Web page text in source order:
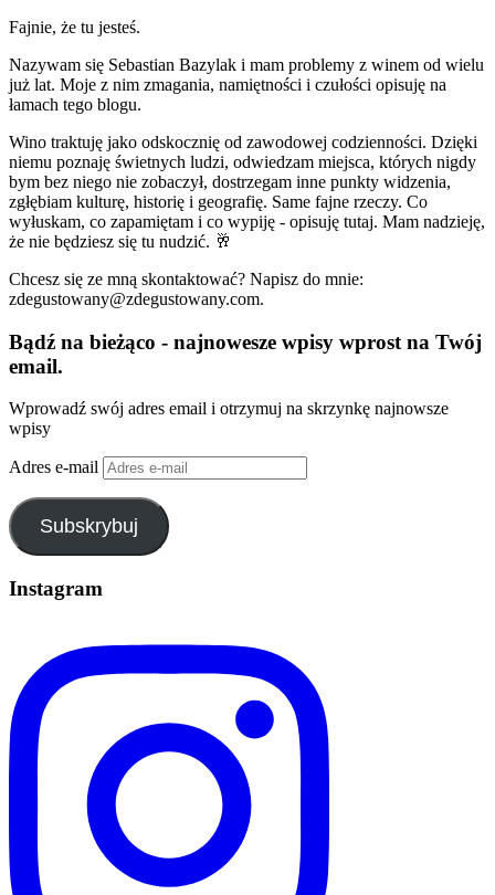
Fajnie, że tu jesteś.
Nazywam się Sebastian Bazylak i mam problemy z winem od wielu
już lat. Moje z nim zmagania, namiętności i czułości opisuję na
łamach tego blogu.
Wino traktuję jako odskocznię od zawodowej codzienności. Dzięki
niemu poznaję świetnych ludzi, odwiedzam miejsca, których nigdy
bym bez niego nie zobaczył, dostrzegam inne punkty widzenia,
zgłębiam kulturę, historię i geografię. Same fajne rzeczy. Co
wyłuskam, co zapamiętam i co wypiję - opisuję tutaj. Mam nadzieję,
że nie będziesz się tu nudzić. 🥂
Chcesz się ze mną skontaktować? Napisz do mnie:
zdegustowany@zdegustowany.com.
Bądź na bieżąco - najnowesze wpisy wprost na Twój
email.
Wprowadź swój adres email i otrzymuj na skrzynkę najnowsze
wpisy
Adres e-mail
Subskrybuj
Instagram